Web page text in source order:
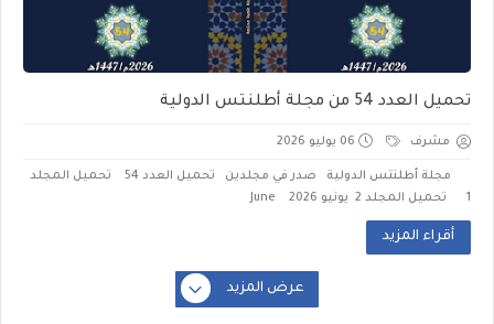
تحميل العدد 54 من مجلة أطلنتس الدولية
مشرف 06 يوليو 2026
مجلة أطلنتس الدولية صدر في مجلدين تحميل العدد 54 تحميل المجلد
1 تحميل المجلد 2 يونيو 2026 June
أقراء المزيد
عرض المزيد